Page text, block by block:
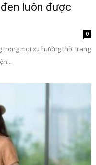
luôn được
0
trong mọi xu hướng thời trang